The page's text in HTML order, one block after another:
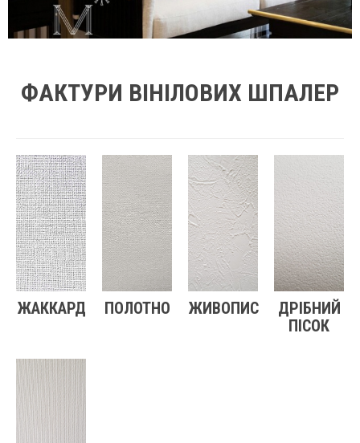
ФАКТУРИ ВІНІЛОВИХ ШПАЛЕР
ЖАККАРД ПОЛОТНО ЖИВОПИС
ДРІБНИЙ
ПІСОК